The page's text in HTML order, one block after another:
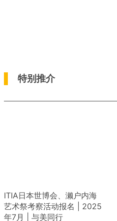
特别推介
ITIA日本世博会、濑户内海
艺术祭考察活动报名 | 2025
年7月 | 与美同行